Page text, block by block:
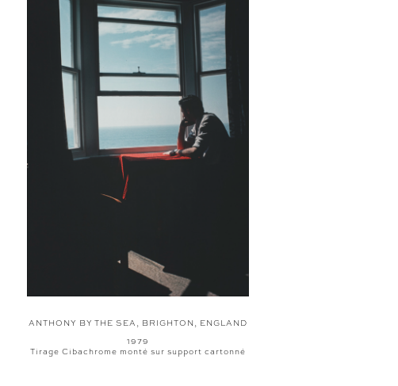
ANTHONY BY THE SEA, BRIGHTON, ENGLAND
1979
Tirage Cibachrome monté sur support cartonné